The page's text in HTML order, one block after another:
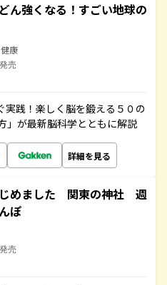
ん強くなる！すごい地球の
康
売
実践！楽しく脳を鍛える５０の
」が最新脳科学とともに解説
詳細を見る
めました 関東の神社 週
ぽ
売